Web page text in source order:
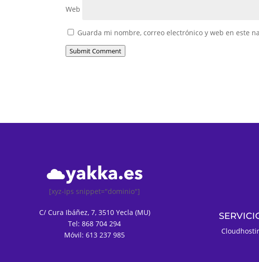
Web
Guarda mi nombre, correo electrónico y web en este
Submit Comment
[xyz-ips snippet="dominio"]
C/ Cura Ibáñez, 7, 3510 Yecla (MU)
Tel: 868 704 294
Móvil: 613 237 985